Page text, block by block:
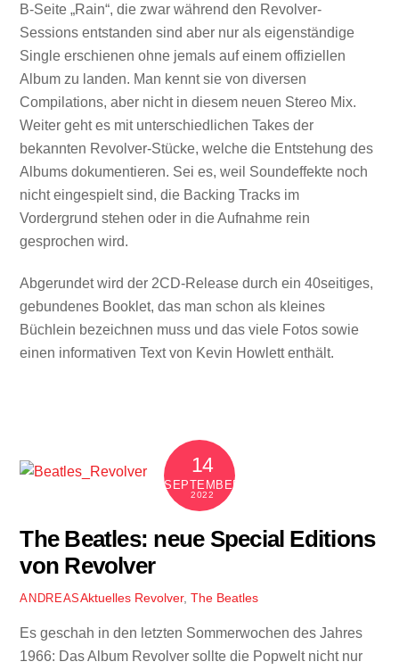
B-Seite „Rain“, die zwar während den Revolver-
Sessions entstanden sind aber nur als eigenständige
Single erschienen ohne jemals auf einem offiziellen
Album zu landen. Man kennt sie von diversen
Compilations, aber nicht in diesem neuen Stereo Mix.
Weiter geht es mit unterschiedlichen Takes der
bekannten Revolver-Stücke, welche die Entstehung des
Albums dokumentieren. Sei es, weil Soundeffekte noch
nicht eingespielt sind, die Backing Tracks im
Vordergrund stehen oder in die Aufnahme rein
gesprochen wird.
Abgerundet wird der 2CD-Release durch ein 40seitiges,
gebundenes Booklet, das man schon als kleines
Büchlein bezeichnen muss und das viele Fotos sowie
einen informativen Text von Kevin Howlett enthält.
14
SEPTEMBER
2022
The Beatles: neue Special Editions
von Revolver
ANDREASAktuelles Revolver, The Beatles
Es geschah in den letzten Sommerwochen des Jahres
1966: Das Album Revolver sollte die Popwelt nicht nur